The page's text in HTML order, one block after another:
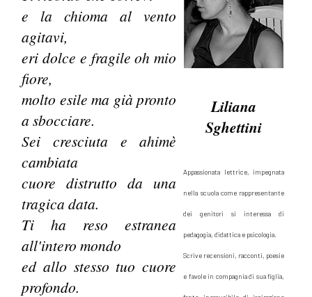
e la chioma al vento
agitavi,
eri dolce e fragile oh mio
fiore,
molto esile ma già pronto
a sbocciare.
Sei cresciuta e ahimè
cambiata
cuore distrutto da una
tragica data.
Ti ha reso estranea
all'intero mondo
ed allo stesso tuo cuore
profondo.
Liliana
Sghettini
Appassionata lettrice, impegnata
nella scuola come rappresentante
dei genitori si interessa di
pedagogia, didattica e psicologia.
Scrive recensioni, racconti, poesie
e favole in compagnia di sua figlia,